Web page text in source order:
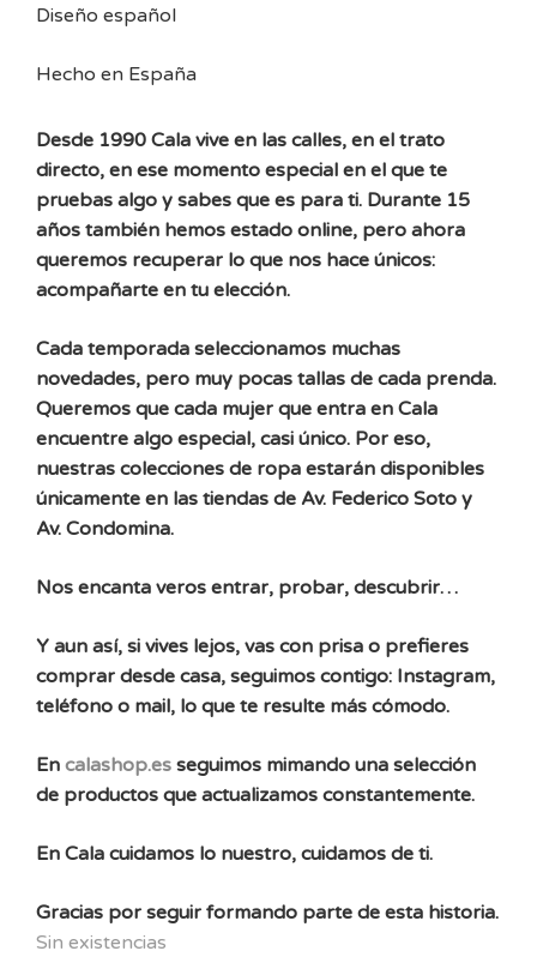
Diseño español
Hecho en España
Desde 1990 Cala vive en las calles, en el trato
directo, en ese momento especial en el que te
pruebas algo y sabes que es para ti. Durante 15
años también hemos estado online, pero ahora
queremos recuperar lo que nos hace únicos:
acompañarte en tu elección.
Cada temporada seleccionamos muchas
novedades, pero muy pocas tallas de cada prenda.
Queremos que cada mujer que entra en Cala
encuentre algo especial, casi único. Por eso,
nuestras colecciones de ropa estarán disponibles
únicamente en las tiendas de Av. Federico Soto y
Av. Condomina.
Nos encanta veros entrar, probar, descubrir…
Y aun así, si vives lejos, vas con prisa o prefieres
comprar desde casa, seguimos contigo: Instagram,
teléfono o mail, lo que te resulte más cómodo.
En calashop.es seguimos mimando una selección
de productos que actualizamos constantemente.
En Cala cuidamos lo nuestro, cuidamos de ti.
Gracias por seguir formando parte de esta historia.
Sin existencias